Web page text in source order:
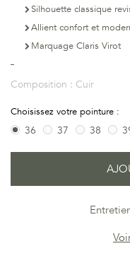
Silhouette classique
Allient confort et
Marquage Claris Virot
Composition : Cuir
Choisissez votre pointure :
36 37 38